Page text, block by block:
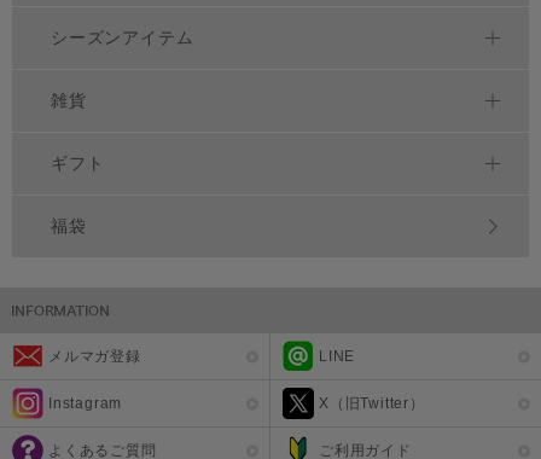
シーズンアイテム
雑貨
ギフト
福袋
メルマガ登録 LINE
Instagram X（旧Twitter）
よくあるご質問 ご利用ガイド